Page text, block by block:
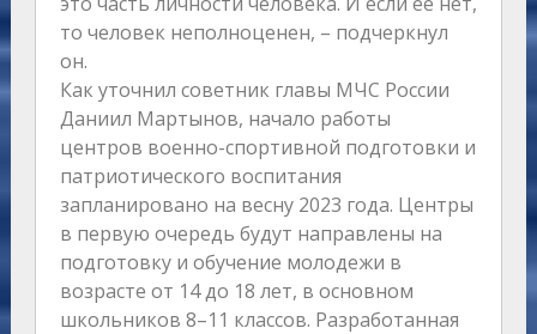
то человек неполноценен, – подчеркнул
он.
Как уточнил советник главы МЧС России
Даниил Мартынов, начало работы
центров военно-спортивной подготовки и
патриотического воспитания
запланировано на весну 2023 года. Центры
в первую очередь будут направлены на
подготовку и обучение молодежи в
возрасте от 14 до 18 лет, в основном
школьников 8–11 классов. Разработанная